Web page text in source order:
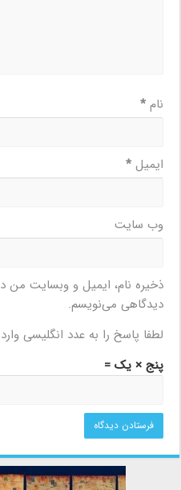
نام*
ایمیل*
وب‌ سایت
ذخیره نام، ایمیل و وبسایت من
دیدگاهی می‌نویسم.
لطفا پاسخ را به عدد انگلیسی
پنج × یک =